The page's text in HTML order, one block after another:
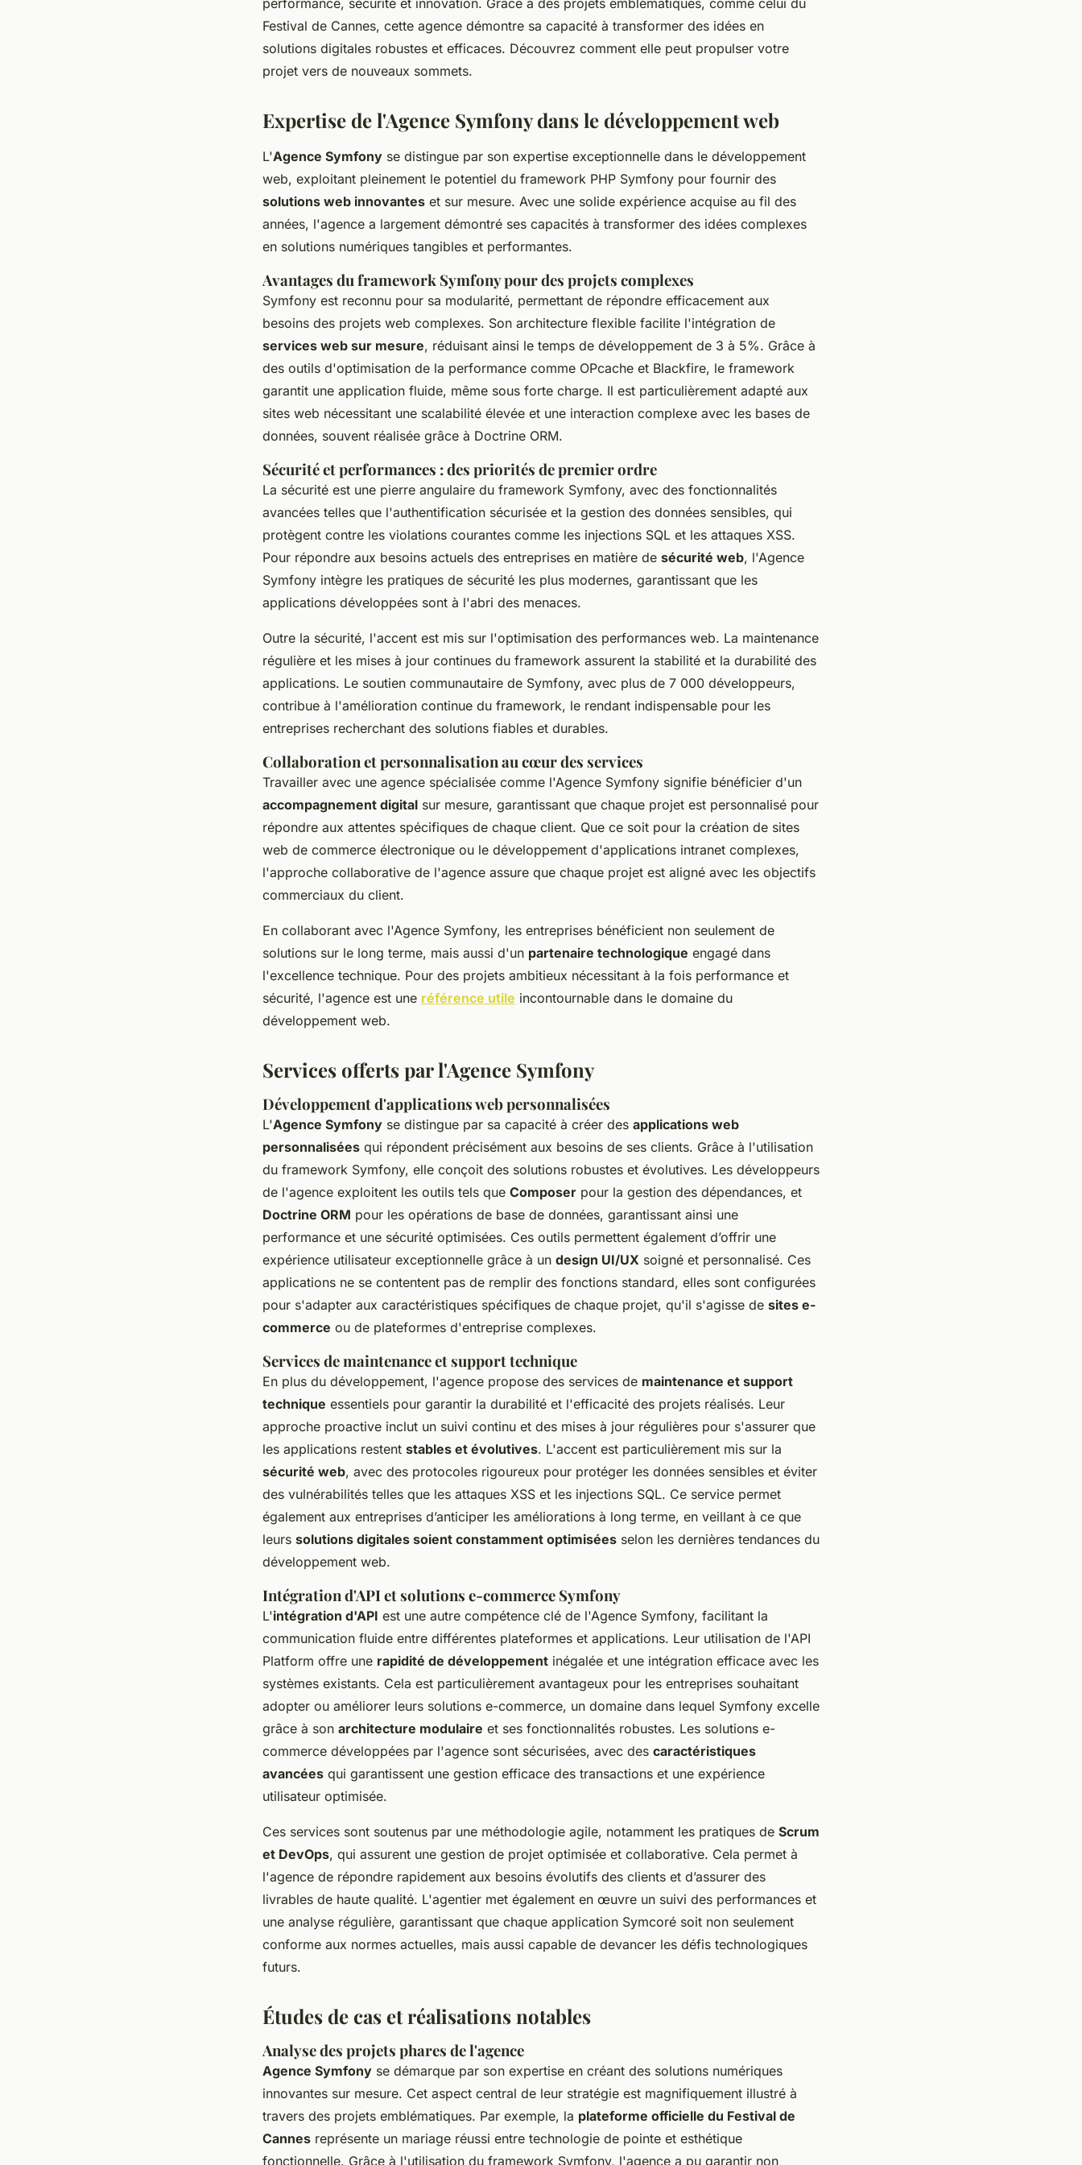
6 min de lecture
performance, sécurité et innovation. Grâce à des projets emblématiques, comme celui du
Festival de Cannes, cette agence démontre sa capacité à transformer des idées en
solutions digitales robustes et efficaces. Découvrez comment elle peut propulser votre
projet vers de nouveaux sommets.
Expertise de l'Agence Symfony dans le développement web
L'Agence Symfony se distingue par son expertise exceptionnelle dans le développement
web, exploitant pleinement le potentiel du framework PHP Symfony pour fournir des
solutions web innovantes et sur mesure. Avec une solide expérience acquise au fil des
années, l'agence a largement démontré ses capacités à transformer des idées complexes
en solutions numériques tangibles et performantes.
Avantages du framework Symfony pour des projets complexes
Symfony est reconnu pour sa modularité, permettant de répondre efficacement aux
besoins des projets web complexes. Son architecture flexible facilite l'intégration de
services web sur mesure, réduisant ainsi le temps de développement de 3 à 5%. Grâce à
des outils d'optimisation de la performance comme OPcache et Blackfire, le framework
garantit une application fluide, même sous forte charge. Il est particulièrement adapté aux
sites web nécessitant une scalabilité élevée et une interaction complexe avec les bases de
données, souvent réalisée grâce à Doctrine ORM.
Sécurité et performances : des priorités de premier ordre
La sécurité est une pierre angulaire du framework Symfony, avec des fonctionnalités
avancées telles que l'authentification sécurisée et la gestion des données sensibles, qui
protègent contre les violations courantes comme les injections SQL et les attaques XSS.
Pour répondre aux besoins actuels des entreprises en matière de sécurité web, l'Agence
Symfony intègre les pratiques de sécurité les plus modernes, garantissant que les
applications développées sont à l'abri des menaces.
Outre la sécurité, l'accent est mis sur l'optimisation des performances web. La maintenance
régulière et les mises à jour continues du framework assurent la stabilité et la durabilité des
applications. Le soutien communautaire de Symfony, avec plus de 7 000 développeurs,
contribue à l'amélioration continue du framework, le rendant indispensable pour les
entreprises recherchant des solutions fiables et durables.
Collaboration et personnalisation au cœur des services
Travailler avec une agence spécialisée comme l'Agence Symfony signifie bénéficier d'un
accompagnement digital sur mesure, garantissant que chaque projet est personnalisé pour
répondre aux attentes spécifiques de chaque client. Que ce soit pour la création de sites
web de commerce électronique ou le développement d'applications intranet complexes,
l'approche collaborative de l'agence assure que chaque projet est aligné avec les objectifs
commerciaux du client.
En collaborant avec l'Agence Symfony, les entreprises bénéficient non seulement de
solutions sur le long terme, mais aussi d'un partenaire technologique engagé dans
l'excellence technique. Pour des projets ambitieux nécessitant à la fois performance et
sécurité, l'agence est une référence utile incontournable dans le domaine du
développement web.
Services offerts par l'Agence Symfony
Développement d'applications web personnalisées
L'Agence Symfony se distingue par sa capacité à créer des applications web
personnalisées qui répondent précisément aux besoins de ses clients. Grâce à l'utilisation
du framework Symfony, elle conçoit des solutions robustes et évolutives. Les développeurs
de l'agence exploitent les outils tels que Composer pour la gestion des dépendances, et
Doctrine ORM pour les opérations de base de données, garantissant ainsi une
performance et une sécurité optimisées. Ces outils permettent également d’offrir une
expérience utilisateur exceptionnelle grâce à un design UI/UX soigné et personnalisé. Ces
applications ne se contentent pas de remplir des fonctions standard, elles sont configurées
pour s'adapter aux caractéristiques spécifiques de chaque projet, qu'il s'agisse de sites e-
commerce ou de plateformes d'entreprise complexes.
Services de maintenance et support technique
En plus du développement, l'agence propose des services de maintenance et support
technique essentiels pour garantir la durabilité et l'efficacité des projets réalisés. Leur
approche proactive inclut un suivi continu et des mises à jour régulières pour s'assurer que
les applications restent stables et évolutives. L'accent est particulièrement mis sur la
sécurité web, avec des protocoles rigoureux pour protéger les données sensibles et éviter
des vulnérabilités telles que les attaques XSS et les injections SQL. Ce service permet
également aux entreprises d’anticiper les améliorations à long terme, en veillant à ce que
leurs solutions digitales soient constamment optimisées selon les dernières tendances du
développement web.
Intégration d'API et solutions e-commerce Symfony
L'intégration d'API est une autre compétence clé de l'Agence Symfony, facilitant la
communication fluide entre différentes plateformes et applications. Leur utilisation de l'API
Platform offre une rapidité de développement inégalée et une intégration efficace avec les
systèmes existants. Cela est particulièrement avantageux pour les entreprises souhaitant
adopter ou améliorer leurs solutions e-commerce, un domaine dans lequel Symfony excelle
grâce à son architecture modulaire et ses fonctionnalités robustes. Les solutions e-
commerce développées par l'agence sont sécurisées, avec des caractéristiques
avancées qui garantissent une gestion efficace des transactions et une expérience
utilisateur optimisée.
Ces services sont soutenus par une méthodologie agile, notamment les pratiques de Scrum
et DevOps, qui assurent une gestion de projet optimisée et collaborative. Cela permet à
l'agence de répondre rapidement aux besoins évolutifs des clients et d’assurer des
livrables de haute qualité. L'agentier met également en œuvre un suivi des performances et
une analyse régulière, garantissant que chaque application Symcoré soit non seulement
conforme aux normes actuelles, mais aussi capable de devancer les défis technologiques
futurs.
Études de cas et réalisations notables
Analyse des projets phares de l'agence
Agence Symfony se démarque par son expertise en créant des solutions numériques
innovantes sur mesure. Cet aspect central de leur stratégie est magnifiquement illustré à
travers des projets emblématiques. Par exemple, la plateforme officielle du Festival de
Cannes représente un mariage réussi entre technologie de pointe et esthétique
fonctionnelle. Grâce à l'utilisation du framework Symfony, l'agence a pu garantir non